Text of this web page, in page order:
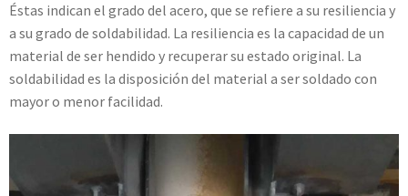
Éstas indican el grado del acero, que se refiere a su resiliencia y
a su grado de soldabilidad. La resiliencia es la capacidad de un
material de ser hendido y recuperar su estado original. La
soldabilidad es la disposición del material a ser soldado con
mayor o menor facilidad.